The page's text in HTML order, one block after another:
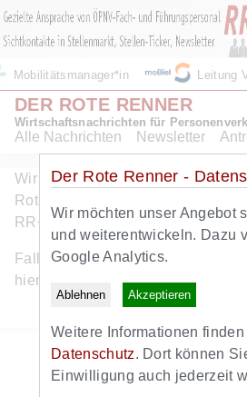
Mobilitätsmanager*in Leitung
DER ROTE RENNER
Wirtschaftsnachrichten für
Alle Nachrichten Newsletter
Der Rote Renner -
Wir möchten unser Angebot
und weiterentwickeln. Dazu
Google Analytics.
Ablehnen Akzeptieren
Weitere Informationen
Datenschutz. Dort können
Einwilligung auch jederzeit
Wir freuen uns ueber Ihr Interesse
Roten Renners. Dieser Artikel ist
RR+. Hier geht es zum
Falls Sie bereits RR+ Abonnent
hier
Zurück zur
Zum